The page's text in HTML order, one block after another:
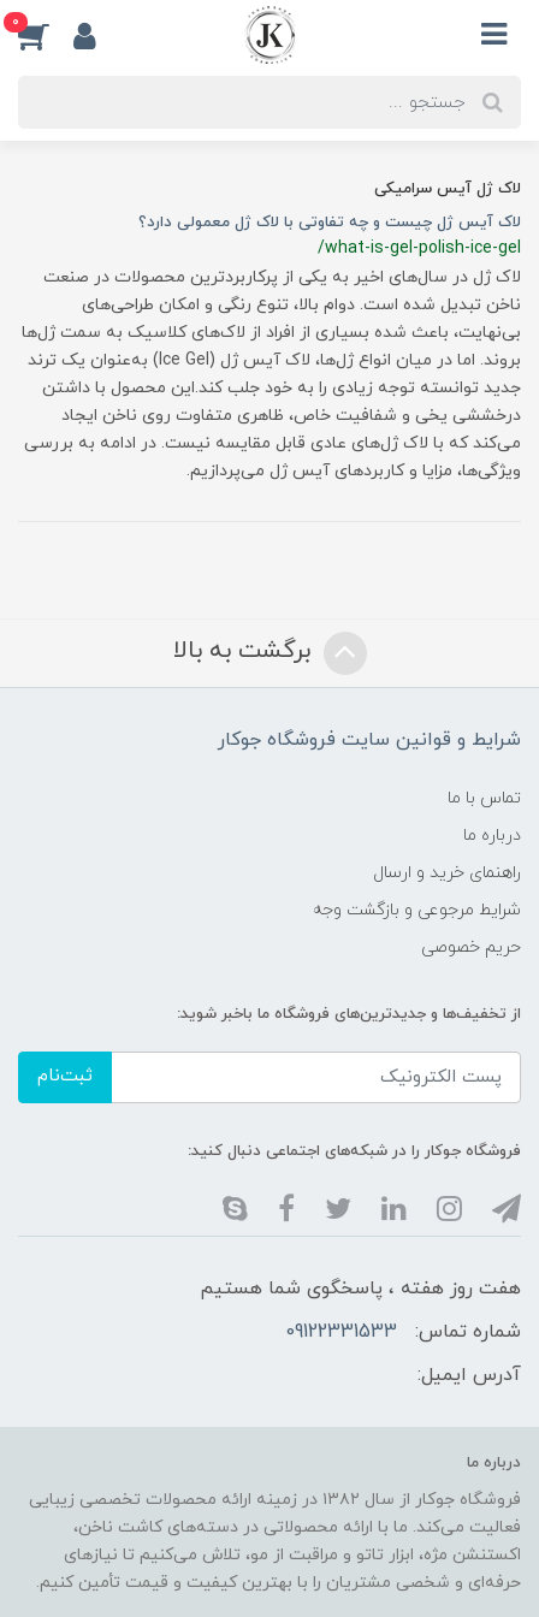
0
لاک ژل آیس سرامیکی
لاک آیس ژل چیست و چه تفاوتی با لاک ژل معمولی دارد؟
/what-is-gel-polish-ice-gel
لاک ژل در سال‌های اخیر به یکی از پرکاربردترین محصولات در صنعت
ناخن تبدیل شده است. دوام بالا، تنوع رنگی و امکان طراحی‌های
بی‌نهایت، باعث شده بسیاری از افراد از لاک‌های کلاسیک به سمت ژل‌ها
بروند. اما در میان انواع ژل‌ها، لاک آیس ژل (Ice Gel) به‌عنوان یک ترند
جدید توانسته توجه زیادی را به خود جلب کند.این محصول با داشتن
درخششی یخی و شفافیت خاص، ظاهری متفاوت روی ناخن ایجاد
می‌کند که با لاک ژل‌های عادی قابل مقایسه نیست. در ادامه به بررسی
ویژگی‌ها، مزایا و کاربردهای آیس ژل می‌پردازیم.
برگشت به بالا
شرایط و قوانین سایت فروشگاه جوکار
تماس با ما
درباره ما
راهنمای خرید و ارسال
شرایط مرجوعی و بازگشت وجه
حریم خصوصی
از تخفیف‌ها و جدیدترین‌های فروشگاه ما باخبر شوید:
ثبت‌نام
فروشگاه جوکار را در شبکه‌های اجتماعی دنبال کنید:
هفت روز هفته ، پاسخگوی شما هستیم
شماره تماس:
09122331533
آدرس ایمیل:
درباره ما
فروشگاه جوکار از سال ۱۳۸۲ در زمینه ارائه محصولات تخصصی زیبایی
فعالیت می‌کند. ما با ارائه محصولاتی در دسته‌های کاشت ناخن،
اکستنشن مژه، ابزار تاتو و مراقبت از مو، تلاش می‌کنیم تا نیازهای
حرفه‌ای و شخصی مشتریان را با بهترین کیفیت و قیمت تأمین کنیم.